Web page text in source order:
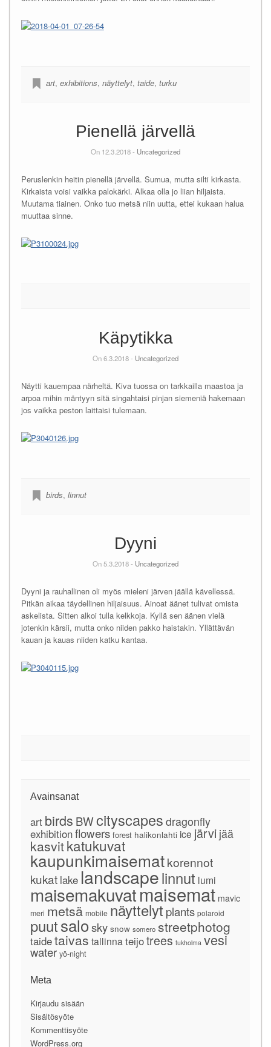
art, exhibitions, näyttelyt, taide, turku
Pienellä järvellä
On 12.3.2018 - Uncategorized
Peruslenkin heitin pienellä järvellä. Sumua, mutta silti kirkasta.
Kirkaista voisi vaikka palokärki. Alkaa olla jo liian hiljaista.
Muutama tiainen. Onko tuo metsä niin uutta, ettei kukaan halua
muuttaa sinne.
Käpytikka
On 6.3.2018 - Uncategorized
Näytti kauempaa närheltä. Kiva tuossa on tarkkailla maastoa ja
arpoa mihin mäntyyn sitä singahtaisi pinjan siemeniä hakemaan
jos vaikka peston laittaisi tulemaan.
birds, linnut
Dyyni
On 5.3.2018 - Uncategorized
Dyyni ja rauhallinen oli myös mieleni järven jäällä kävellessä.
Pitkän aikaa täydellinen hiljaisuus. Ainoat äänet tulivat omista
askelista. Sitten alkoi tulla kelkkoja. Kyllä sen äänen vielä
jotenkin kärsii, mutta onko niiden pakko haistakin. Yllättävän
kauan ja kauas niiden katku kantaa.
Avainsanat
art birds BWcityscapes dragonfly
exhibitionflowers forest halikonlahti ice järvi jää
kasvitkatukuvat
kaupunkimaisematkorennot
kukat lake landscapelinnut lumi
maisemakuvatmaisemat mavic
meri metsä mobile näyttelyt plants polaroid
puutsalosky snow somero streetphotog
taidetaivas tallinna teijotrees tukholma vesi
water yö-night
Meta
Kirjaudu sisään
Sisältösyöte
Kommenttisyöte
WordPress.org